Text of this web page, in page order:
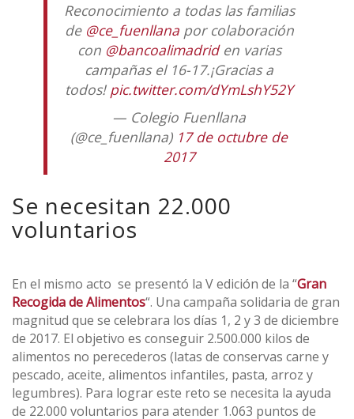
Reconocimiento a todas las familias
de @ce_fuenllanapor colaboración
con @bancoalimadriden varias
campañas el 16-17.¡Gracias a
todos! pic.twitter.com/dYmLshY52Y
— Colegio Fuenllana
(@ce_fuenllana) 17 de octubre de
2017
Se necesitan 22.000
voluntarios
En el mismo acto se presentó la V edición de la “Gran
Recogida de Alimentos“. Una campaña solidaria de gran
magnitud que se celebrara los días 1, 2 y 3 de diciembre
de 2017. El objetivo es conseguir 2.500.000 kilos de
alimentos no perecederos (latas de conservas carne y
pescado, aceite, alimentos infantiles, pasta, arroz y
legumbres). Para lograr este reto se necesita la ayuda
de 22.000 voluntarios para atender 1.063 puntos de